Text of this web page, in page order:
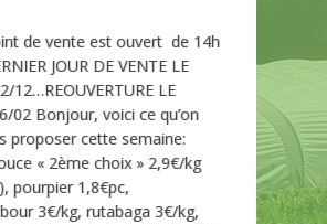
de vente est ouvert de 14h
JOUR DE VENTE LE
12…REOUVERTURE LE
02 Bonjour, voici ce qu’on
proposer cette semaine:
« 2ème choix » 2,9€/kg
pourpier 1,8€pc,
3€/kg, rutabaga 3€/kg,